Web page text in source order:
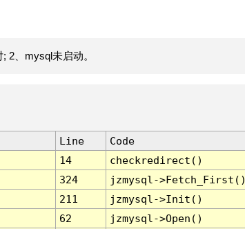
2、mysql未启动。
Line
Code
14
checkredirect()
324
jzmysql-
211
jzmysql->Init()
62
jzmysql->Open()